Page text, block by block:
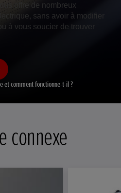
offre de nombreux
sans avoir à modifier
à vous soucier de trouver
et comment fonctionne-t-il ?
connexe